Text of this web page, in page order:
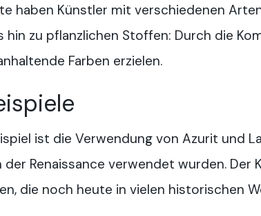
haben Künstler mit verschiedenen
hin zu pflanzlichen Stoffen: Durch die
Farben erzielen.
ist die Verwendung von Azurit und
der Renaissance verwendet wurden.
die noch heute in vielen historischen